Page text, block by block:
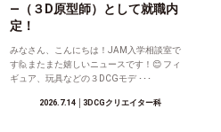
―（３D原型師）として就職内
定！
みなさん、こんにちは！JAM入学相談室で
す🙋またまた嬉しいニュースです！😊 フィ
ギュア、玩具などの３DCGモデ ･･･
2026.7.14│3DCGクリエイター科